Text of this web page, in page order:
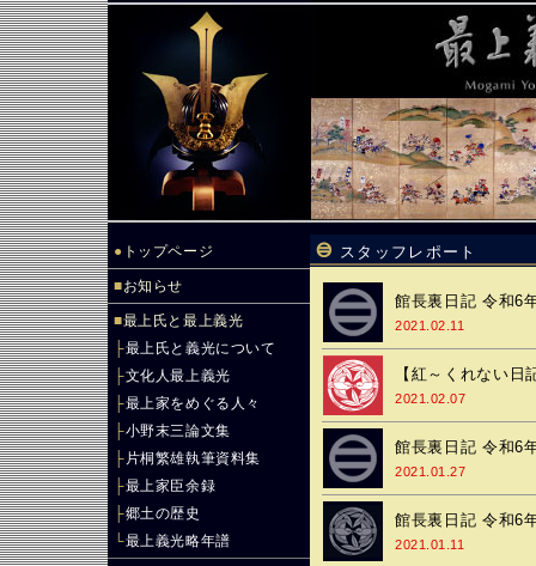
● トップページ
■お知らせ
■最上氏と最上義光
├最上氏と義光について
├文化人最上義光
├最上家をめぐる人々
├小野末三論文集
├ 片桐繁雄執筆資料集
├最上家臣余録
├郷土の歴史
└最上義光略年譜
スタッフレポート
館長裏日記 令和6
2021.02.11
【紅～くれない
2021.02.07
館長裏日記 令和6
2021.01.27
館長裏日記 令和6
2021.01.11